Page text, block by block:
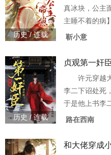
历史 / 连载
真冰块，公主
主睡不着的病
咸鱼躺平，却
体验稀烂、 “
京。 一道圣
若冰霜：“成
月仪欣然盖章：
靳小意
历史 / 连载
贞观第一奸
许元穿越
李二下诏处死
于是他上书李
杀头之罪，请
此乃夷亲之罪
路在西南
和大佬穿成